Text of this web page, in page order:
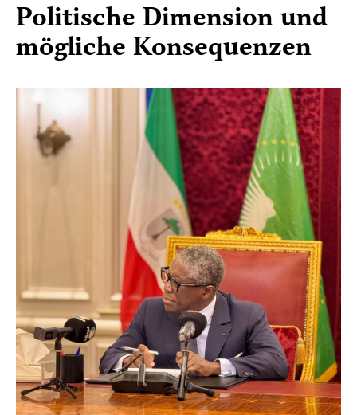
Politische Dimension und
mögliche Konsequenzen